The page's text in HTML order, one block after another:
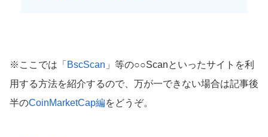
※ここでは「 BscScan 」等の○○Scanといったサイトを利
用する方法を紹介するので、万が一できない場合は記事後
半のCoinMarketCap編をどうぞ。